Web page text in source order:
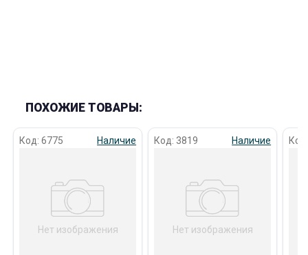
ПОХОЖИЕ ТОВАРЫ:
Код: 6775 Наличие
Нет изображения
Код: 3819 Наличие
Нет изображения
раз в 2 недели